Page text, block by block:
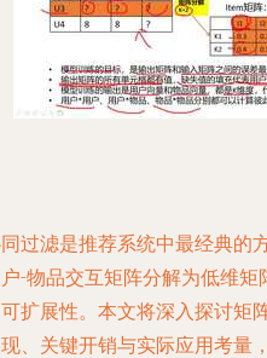
过滤是推荐系统中最经典的
-物品交互矩阵分解为低维
扩展性。本文将深入探讨矩
、关键开销与实际应用考量